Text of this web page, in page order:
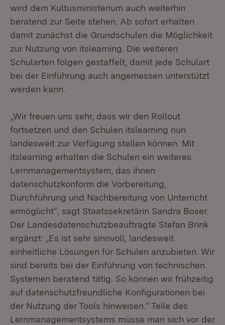
wird dem Kultusministerium auch weiterhin
beratend zur Seite stehen. Ab sofort erhalten
damit zunächst die Grundschulen die Möglichkeit
zur Nutzung von itslearning. Die weiteren
Schularten folgen gestaffelt, damit jede Schulart
bei der Einführung auch angemessen unterstützt
werden kann.
„Wir freuen uns sehr, dass wir den Rollout
fortsetzen und den Schulen itslearning nun
landesweit zur Verfügung stellen können. Mit
itslearning erhalten die Schulen ein weiteres
Lernmanagementsystem, das ihnen
datenschutzkonform die Vorbereitung,
Durchführung und Nachbereitung von Unterricht
ermöglicht“, sagt Staatssekretärin Sandra Boser.
Der Landesdatenschutzbeauftragte Stefan Brink
ergänzt: „Es ist sehr sinnvoll, landesweit
einheitliche Lösungen für Schulen anzubieten. Wir
sind bereits bei der Einführung von technischen
Systemen beratend tätig. So können wir frühzeitig
auf datenschutzfreundliche Konfigurationen bei
der Nutzung der Tools hinweisen.“ Teile des
Lernmanagementsystems müsse man sich vor der